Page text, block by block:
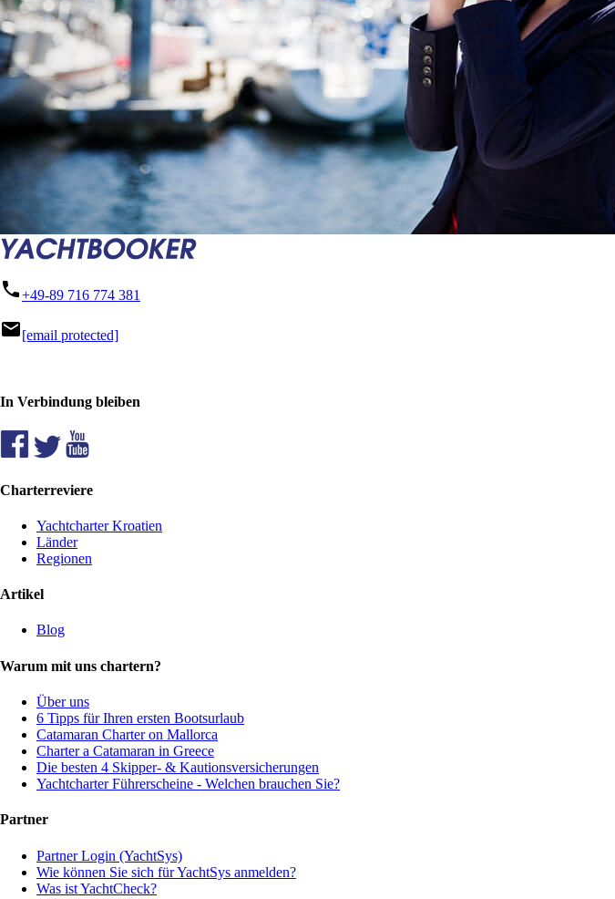
phone+49-89 716 774 381
mail[email protected]
In Verbindung bleiben
Charterreviere
Yachtcharter Kroatien
Länder
Regionen
Artikel
Blog
Warum mit uns chartern?
Über uns
6 Tipps für Ihren ersten Bootsurlaub
Catamaran Charter on Mallorca
Charter a Catamaran in Greece
Die besten 4 Skipper- & Kautionsversicherungen
Yachtcharter Führerscheine - Welchen brauchen Sie?
Partner
Partner Login (YachtSys)
Wie können Sie sich für YachtSys anmelden?
Was ist YachtCheck?